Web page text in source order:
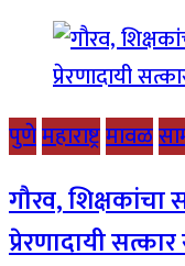
पुणेमहाराष्ट्रमावळ
गौरव, शिक्षकांचा
प्रेरणादायी